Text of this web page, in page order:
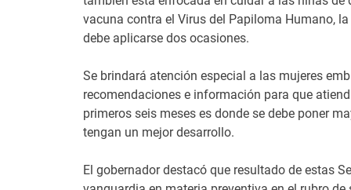
vacuna contra el Virus del Papiloma Humano,
debe aplicarse dos ocasiones.
Se brindará atención especial a las mujeres
recomendaciones e información para que
primeros seis meses es donde se debe poner
tengan un mejor desarrollo.
El gobernador destacó que resultado de estas